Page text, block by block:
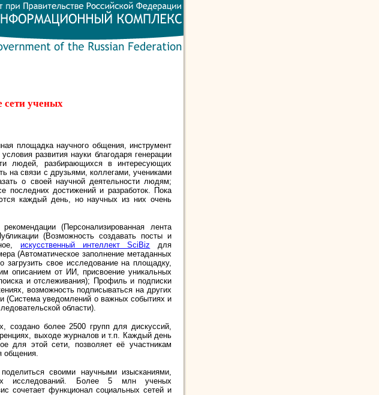
ученых
площадка научного общения, инструмент
развития науки благодаря генерации
людей, разбирающихся в интересующих
на связи с друзьями, коллегами, учениками
о своей научной деятельности людям;
последних достижений и разработок. Пока
каждый день, но научных из них очень
(Персонализированная лента
(Возможность создавать посты и
искусственный интеллект SciBiz для
(Автоматическое заполнение метаданных
свое исследование на площадку,
описанием от ИИ, присвоение уникальных
и отслеживания); Профиль и подписки
возможность подписываться на других
(Система уведомлений о важных событиях и
области).
создано более 2500 групп для дискуссий,
выходе журналов и т.п. Каждый день
для этой сети, позволяет её участникам
общения.
своими научными изысканиями,
исследований. Более 5 млн ученых
сочетает функционал социальных сетей и